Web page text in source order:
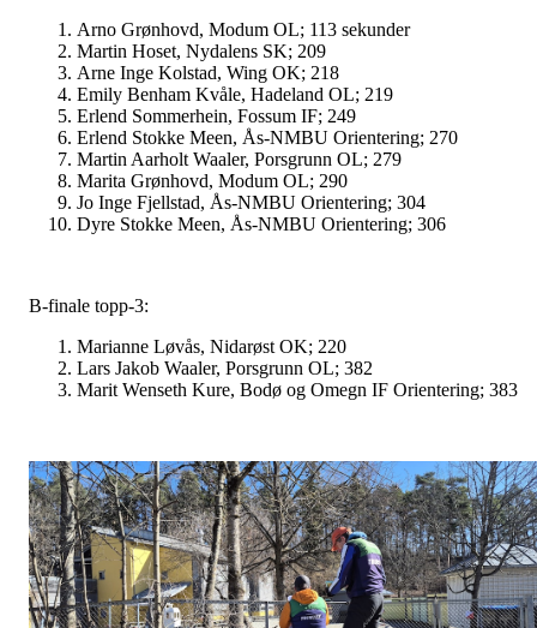
Arno Grønhovd, Modum OL; 113 sekunder
Martin Hoset, Nydalens SK; 209
Arne Inge Kolstad, Wing OK; 218
Emily Benham Kvåle, Hadeland OL; 219
Erlend Sommerhein, Fossum IF; 249
Erlend Stokke Meen, Ås-NMBU Orientering; 270
Martin Aarholt Waaler, Porsgrunn OL; 279
Marita Grønhovd, Modum OL; 290
Jo Inge Fjellstad, Ås-NMBU Orientering; 304
Dyre Stokke Meen, Ås-NMBU Orientering; 306
B-finale topp-3:
Marianne Løvås, Nidarøst OK; 220
Lars Jakob Waaler, Porsgrunn OL; 382
Marit Wenseth Kure, Bodø og Omegn IF Orientering; 383